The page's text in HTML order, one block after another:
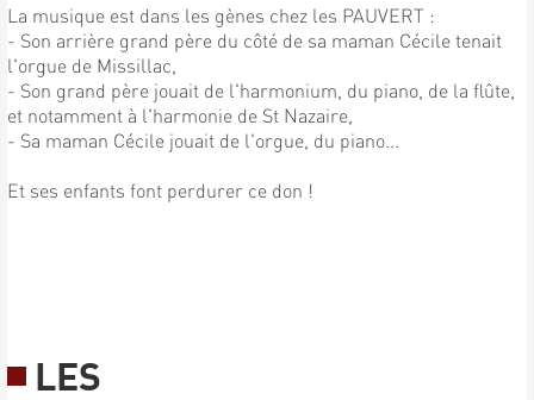
La musique est dans les gènes chez les PAUVERT :
- Son arrière grand père du côté de sa maman Cécile tenait
l'orgue de Missillac,
- Son grand père jouait de l'harmonium, du piano, de la flûte,
et notamment à l'harmonie de St Nazaire,
- Sa maman Cécile jouait de l'orgue, du piano...
Et ses enfants font perdurer ce don !
LES